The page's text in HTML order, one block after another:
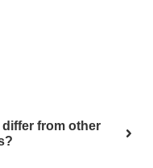
differ from other